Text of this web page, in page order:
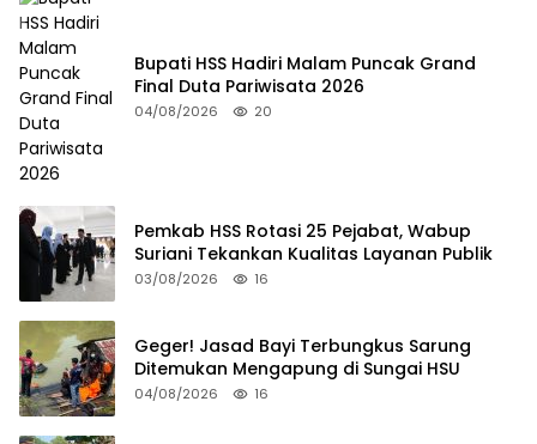
Bupati HSS Hadiri Malam Puncak Grand
Final Duta Pariwisata 2026
04/08/2026 20
Pemkab HSS Rotasi 25 Pejabat, Wabup
Suriani Tekankan Kualitas Layanan Publik
03/08/2026 16
Geger! Jasad Bayi Terbungkus Sarung
Ditemukan Mengapung di Sungai HSU
04/08/2026 16